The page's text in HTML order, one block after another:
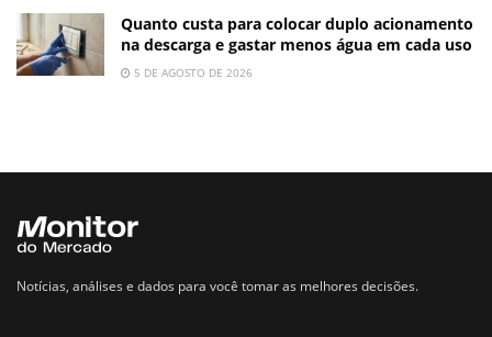
Quanto custa para colocar duplo acionamento
na descarga e gastar menos água em cada uso
5 DE AGOSTO DE 2026
Notícias, análises e dados para você tomar as melhores decisões.